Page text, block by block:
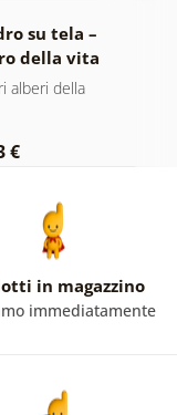
su tela –
della vita
dorata
alberi della
€
in magazzino
immediatamente